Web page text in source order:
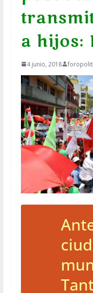
a hijos:
4 junio, 2018